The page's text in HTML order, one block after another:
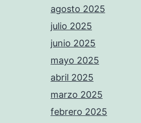
agosto 2025
julio 2025
junio 2025
mayo 2025
abril 2025
marzo 2025
febrero 2025